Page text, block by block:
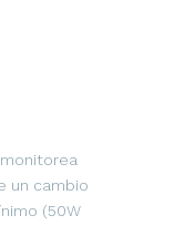
un cambio
(50W